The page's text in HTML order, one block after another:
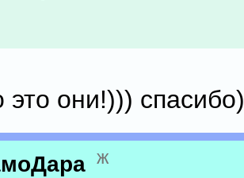
это они!)))
ж